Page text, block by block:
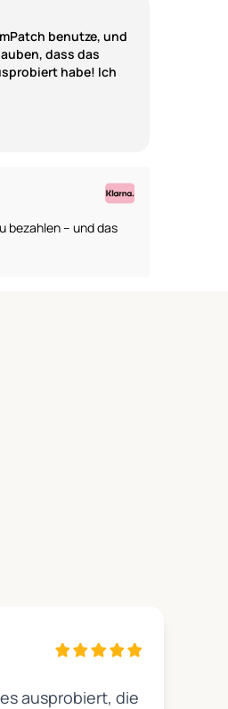
benutze, und
dass das
habe! Ich
bezahlen – und das
ausprobiert, die